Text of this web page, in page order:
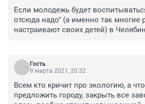
Если молодежь будет
отсюда надо" (а именно так многие
настраивают своих детей) в
жители города должны вместе
городу, чтобы обеспечить его
перспективе на 50-100 лет (как это
изменения облика нашего города) и
чтобы молодые точно знали, что
Гость
9 марта 2021, 20:32
Всем кто кричит про экологию, а
предложить городу, закрыть все